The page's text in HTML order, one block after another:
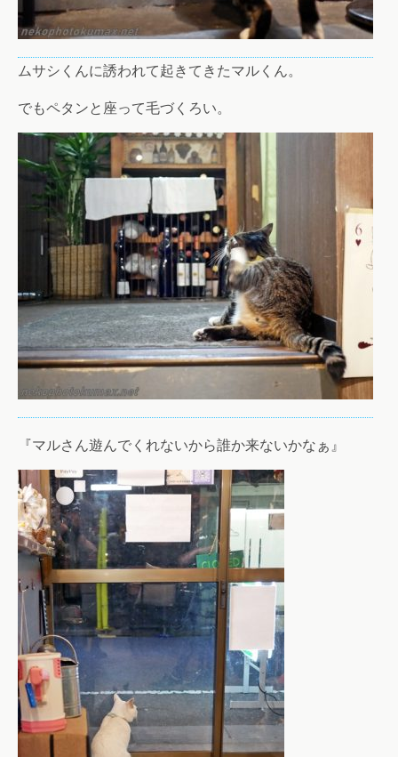
ムサシくんに誘われて起きてきたマルくん。
でもペタンと座って毛づくろい。
『マルさん遊んでくれないから誰か来ないかなぁ』